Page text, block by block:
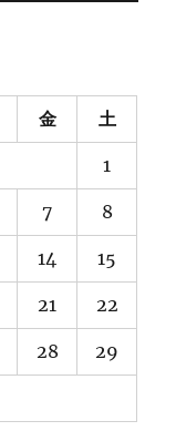
金 土
1
7 8
14 15
21 22
28 29